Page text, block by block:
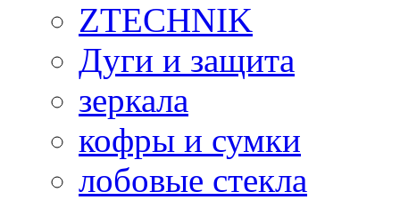
ZTECHNIK
Дуги и защита
зеркала
кофры и сумки
лобовые стекла